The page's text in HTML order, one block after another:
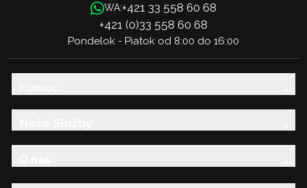
WA:+421 33 558 60 68
+421 (0)33 558 60 68
Pondelok - Piatok od 8:00 do 16:00